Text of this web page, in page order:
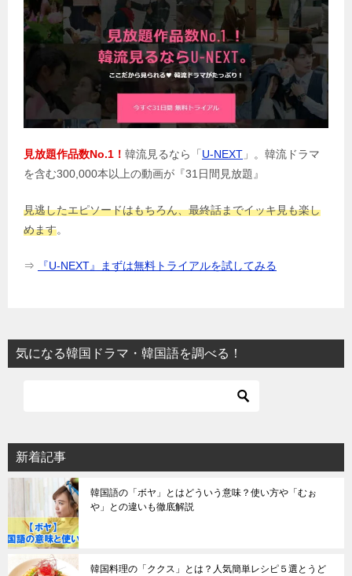
見放題作品数No.1！ 韓流見るなら「U-NEXT 」。韓流ドラマ
を含む300,000本以上の動画が『31日間見放題』
見逃したエピソードはもちろん、最終話までイッキ見も楽し
めます。
⇒ 『U-NEXT』まずは無料トライアルを試してみる
気になる韓国ドラマ・韓国語を調べる！
新着記事
韓国語の「ボヤ」とはどういう意味？使い方や「むぉ
や」との違いも徹底解説
韓国料理の「ククス」とは？人気簡単レシピ５選とうど